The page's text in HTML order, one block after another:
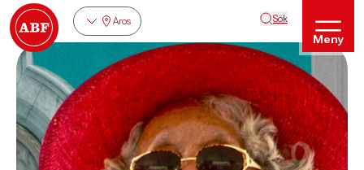
Aros Sök
Meny